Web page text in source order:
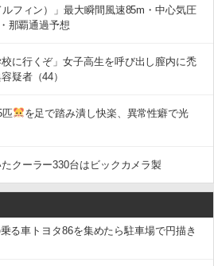
ルフィン）」最大瞬間風速85m・中心気圧
那覇通過予想
校に行くぞ」女子高生を呼び出し膣内に禿
疑者（44）
匹
を足で踏み潰し快楽、異常性癖で光
クーラー330台はビックカメラ製
る車トヨタ86を集めたら駐車場で円描き